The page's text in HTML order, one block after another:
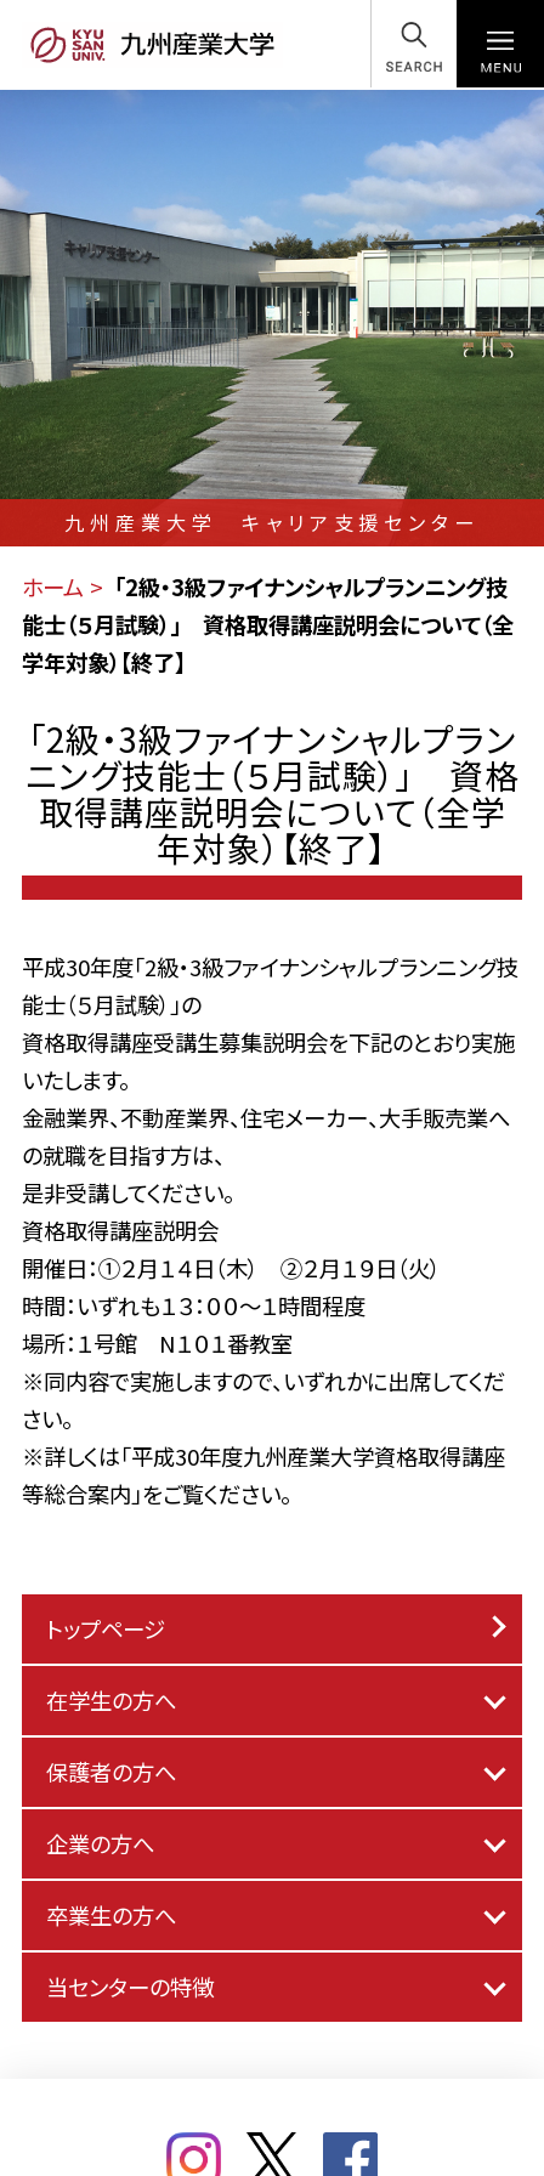
SEARCH
九州産業大学 キャリア支援センター
ホーム
「2級・3級ファイナンシャルプランニング技
能士（５月試験）」 資格取得講座説明会について（全
学年対象）【終了】
「2級・3級ファイナンシャルプラン
ニング技能士（５月試験）」 資格
取得講座説明会について（全学
年対象）【終了】
平成30年度「2級・3級ファイナンシャルプランニング技
能士（５月試験）」の
資格取得講座受講生募集説明会を下記のとおり実施
いたします。
金融業界、不動産業界、住宅メーカー、大手販売業へ
の就職を目指す方は、
是非受講してください。
資格取得講座説明会
開催日：①２月１４日（木） ②２月１９日（火）
時間：いずれも１３：００～１時間程度
場所：１号館 N１０１番教室
※同内容で実施しますので、いずれかに出席してくだ
さい。
※詳しくは「平成30年度九州産業大学資格取得講座
等総合案内」をご覧ください。
トップページ
在学生の方へ
保護者の方へ
企業の方へ
卒業生の方へ
当センターの特徴